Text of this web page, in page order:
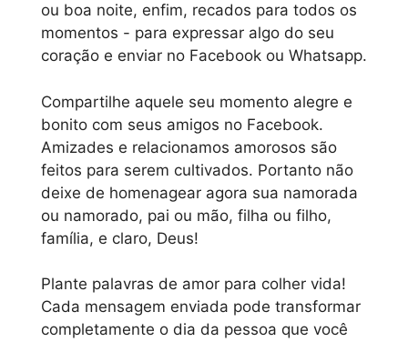
ou boa noite, enfim, recados para todos os
momentos - para expressar algo do seu
coração e enviar no Facebook ou Whatsapp.
Compartilhe aquele seu momento alegre e
bonito com seus amigos no Facebook.
Amizades e relacionamos amorosos são
feitos para serem cultivados. Portanto não
deixe de homenagear agora sua namorada
ou namorado, pai ou mão, filha ou filho,
família, e claro, Deus!
Plante palavras de amor para colher vida!
Cada mensagem enviada pode transformar
completamente o dia da pessoa que você